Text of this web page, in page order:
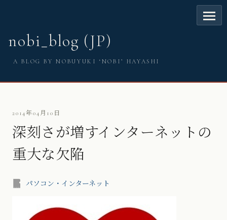
nobi_blog (JP)
A BLOG BY NOBUYUKI ‘NOBI’ HAYASHI
2014年04月10日
深刻さが増すインターネットの
重大な欠陥
パソコン・インターネット